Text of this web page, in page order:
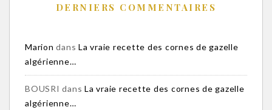
DERNIERS COMMENTAIRES
Marion dans La vraie recette des cornes de gazelle
algérienne…
BOUSRI dans La vraie recette des cornes de gazelle
algérienne…